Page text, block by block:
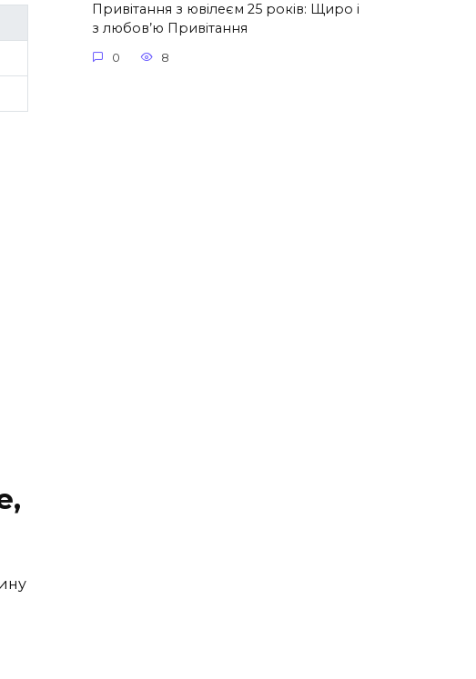
Привітання з ювілеєм 25 років: Щиро і
з любов’ю Привітання
0 8